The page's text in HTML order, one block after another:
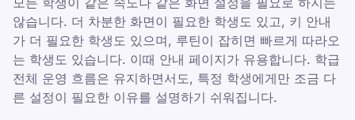
않습니다. 더 차분한 화면이 필요한 학생도 있고, 키 안내
가 더 필요한 학생도 있으며, 루틴이 잡히면 빠르게 따라오
는 학생도 있습니다. 이때 안내 페이지가 유용합니다. 학급
전체 운영 흐름은 유지하면서도, 특정 학생에게만 조금 다
른 설정이 필요한 이유를 설명하기 쉬워집니다.